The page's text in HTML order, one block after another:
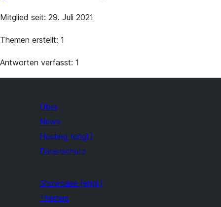
Mitglied seit: 29. Juli 2021
Themen erstellt: 1
Antworten verfasst: 1
Über
News
Hosting (engl.)
Datenschutz
Showcase (engl.)
Themes